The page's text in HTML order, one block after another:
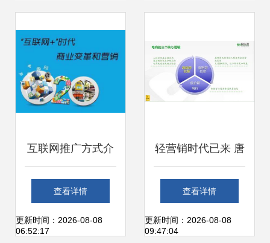
互联网推广方式介
绍 助力精准销售的
渠道策略
查看详情
更新时间：2026-08-08
06:52:17
轻营销时代已来 唐
文的营销“减法”哲
学如何重构互联网
查看详情
更新时间：2026-08-08
09:47:04